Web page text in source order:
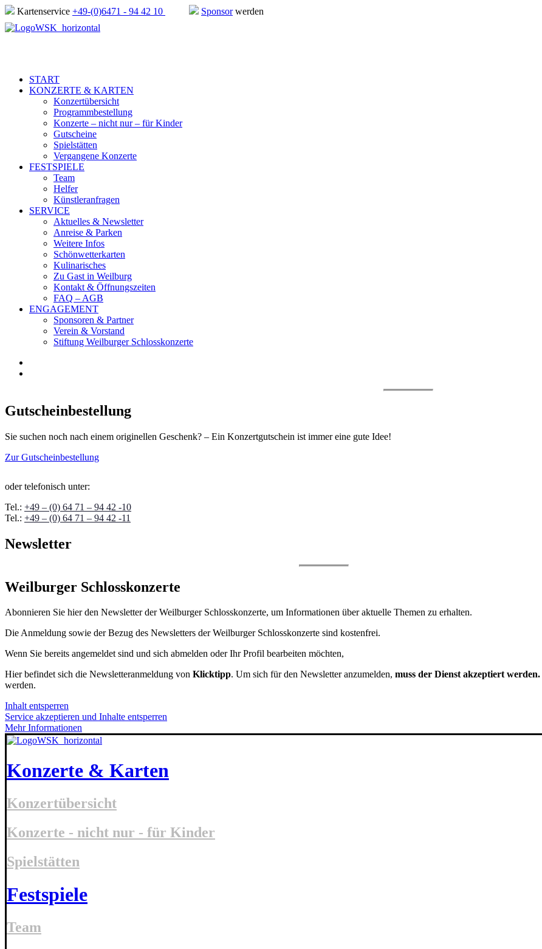
Kartenservice +49-(0)6471 - 94 42 10 Sponsorwerden
START
KONZERTE & KARTEN
Konzertübersicht
Programmbestellung
Konzerte – nicht nur – für Kinder
Gutscheine
Spielstätten
Vergangene Konzerte
FESTSPIELE
Team
Helfer
Künstleranfragen
SERVICE
Aktuelles & Newsletter
Anreise & Parken
Weitere Infos
Schönwetterkarten
Kulinarisches
Zu Gast in Weilburg
Kontakt & Öffnungszeiten
FAQ – AGB
ENGAGEMENT
Sponsoren & Partner
Verein & Vorstand
Stiftung Weilburger Schlosskonzerte
Gutscheinbestellung
Sie suchen noch nach einem originellen Geschenk? – Ein Konzertgutschein ist immer eine gute Idee!
Zur Gutscheinbestellung
oder telefonisch unter:
Tel.: +49 – (0) 64 71 – 94 42 -10
Tel.: +49 – (0) 64 71 – 94 42 -11
Newsletter
Weilburger Schlosskonzerte
Abonnieren Sie hier den Newsletter der Weilburger Schlosskonzerte, um Informationen über aktuelle Themen zu erhalten.
Die Anmeldung sowie der Bezug des Newsletters der Weilburger Schlosskonzerte sind kostenfrei.
Wenn Sie bereits angemeldet sind und sich abmelden oder Ihr Profil bearbeiten möchten,
Hier befindet sich die Newsletteranmeldung von Klicktipp. Um sich für den Newsletter anzumelden, muss der Dienst akzeptiert werden.
werden.
Inhalt entsperren
Service akzeptieren und Inhalte entsperren
Mehr Informationen
Konzerte & Karten
Konzertübersicht
Konzerte - nicht nur - für Kinder
Spielstätten
Festspiele
Team